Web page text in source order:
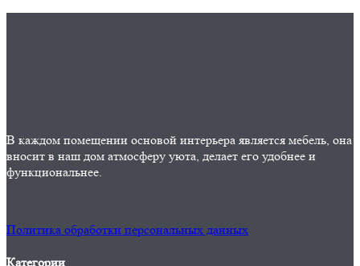
В каждом помещении основой интерьера является мебель, она
вносит в наш дом атмосферу уюта, делает его удобнее и
функциональнее.
Политика обработки персональных данных
Категории